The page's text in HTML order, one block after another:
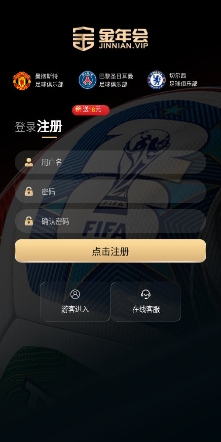
登录注册
送18元
点击注册
游客进入 在线客服